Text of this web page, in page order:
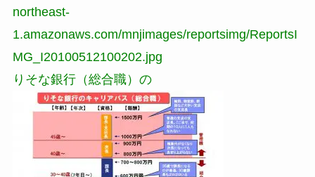
northeast-
1.amazonaws.com/mnjimages/reportsimg/ReportsI
MG_I20100512100202.jpg
りそな銀行（総合職）の